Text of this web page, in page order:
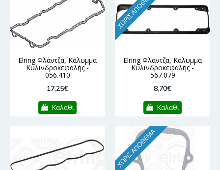
Elring Φλάντζα, Κάλυμμα
Κυλινδροκεφαλής -
056.410
17,25€
Καλαθι
ΧΩΡΊΣ ΑΠΌΘΕΜΑ
Elring Φλάντζα, Κάλυμμα
Κυλινδροκεφαλής -
567.079
8,70€
Καλαθι
ΧΩΡΊΣ ΑΠΌΘΕΜΑ